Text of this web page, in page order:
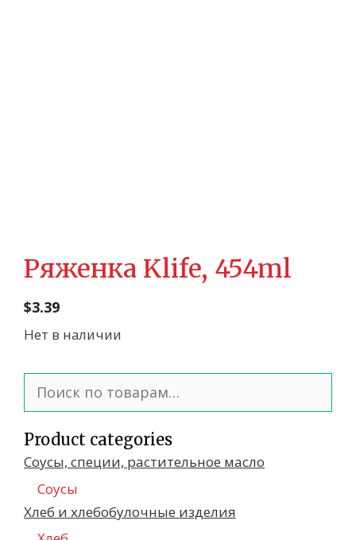
Ряженка Klife, 454ml
$3.39
Нет в наличии
Product categories
Соусы, специи, растительное масло
Соусы
Хлеб и хлебобулочные изделия